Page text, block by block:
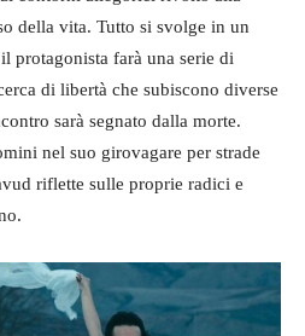
della vita. Tutto si svolge in un
protagonista farà una serie di
di libertà che subiscono diverse
sarà segnato dalla morte.
nel suo girovagare per strade
riflette sulle proprie radici e